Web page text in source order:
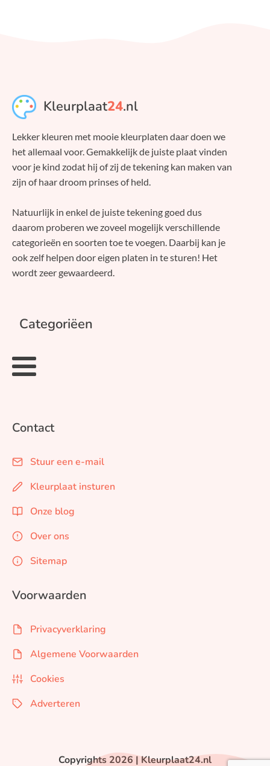
Kleurplaat24.nl
Lekker kleuren met mooie kleurplaten daar doen we
het allemaal voor. Gemakkelijk de juiste plaat vinden
voor je kind zodat hij of zij de tekening kan maken van
zijn of haar droom prinses of held.
Natuurlijk in enkel de juiste tekening goed dus
daarom proberen we zoveel mogelijk verschillende
categorieën en soorten toe te voegen. Daarbij kan je
ook zelf helpen door eigen platen in te sturen! Het
wordt zeer gewaardeerd.
Categoriëen
Contact
Stuur een e-mail
Kleurplaat insturen
Onze blog
Over ons
Sitemap
Voorwaarden
Privacyverklaring
Algemene Voorwaarden
Cookies
Adverteren
Copyrights 2026 | Kleurplaat24.nl